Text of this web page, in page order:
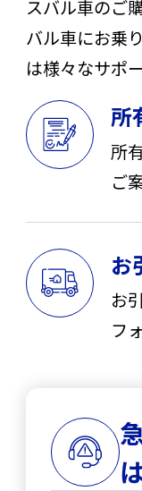
スバル車のご
バル車にお乗
は様々なサポ
所
所
ご
お
お
フ